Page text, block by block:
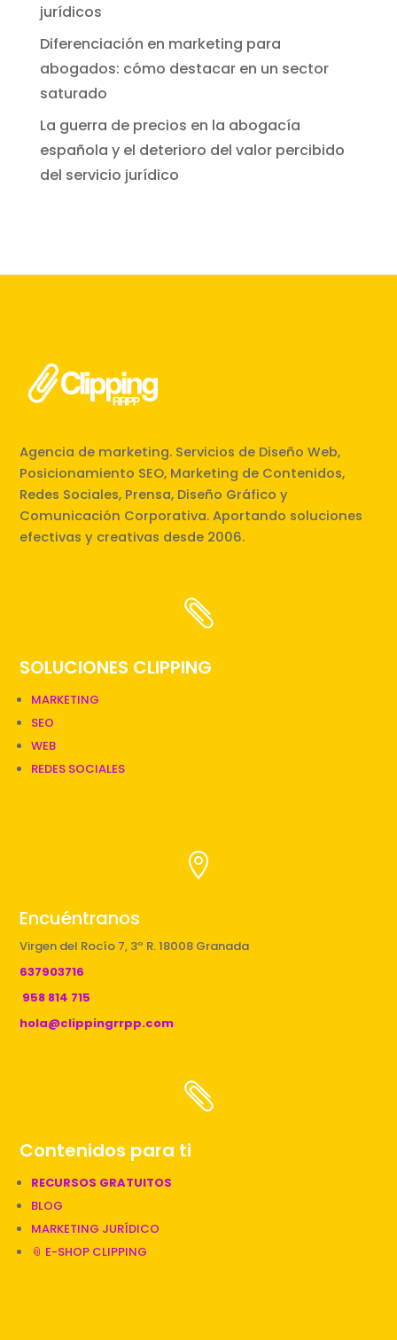
jurídicos
Diferenciación en marketing para
abogados: cómo destacar en un sector
saturado
La guerra de precios en la abogacía
española y el deterioro del valor percibido
del servicio jurídico
Agencia de marketing. Servicios de Diseño Web,
Posicionamiento SEO, Marketing de Contenidos,
Redes Sociales, Prensa, Diseño Gráfico y
Comunicación Corporativa. Aportando soluciones
efectivas y creativas desde 2006.

SOLUCIONES CLIPPING
MARKETING
SEO
WEB
REDES SOCIALES

Encuéntranos
Virgen del Rocío 7, 3º R. 18008 Granada
637903716
958 814 715
hola@clippingrrpp.com

Contenidos para ti
RECURSOS GRATUITOS
BLOG
MARKETING JURÍDICO
📎 E-SHOP CLIPPING